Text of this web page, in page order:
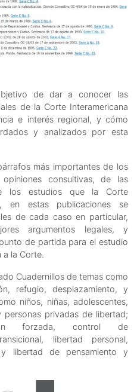
de dar a conocer las
de la Corte Interamericana
e interés regional, y cómo
y analizados por esta
más importantes de los
consultivas, de las
los estudios que la Corte
en estas publicaciones se
de cada caso en particular,
argumentos legales, y
de partida para el estudio
a la Corte.
Cuadernillos de temas como
refugio, desplazamiento, y
niños, niñas, adolescentes,
privadas de libertad;
forzada, control de
libertad personal,
libertad de pensamiento y